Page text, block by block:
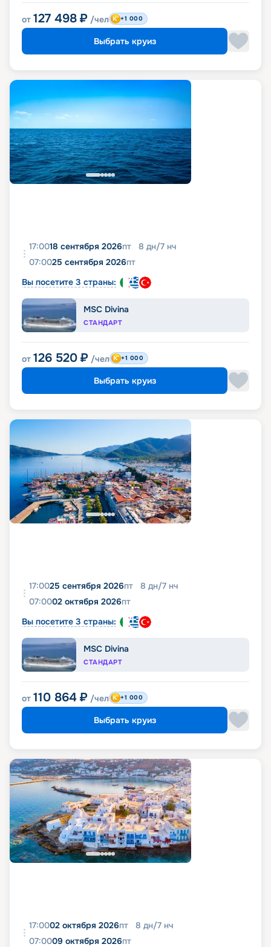
от 127 498 ₽ /чел +1 000
Выбрать круиз
17:0018 сентября 2026пт 8 дн/7 нч
07:0025 сентября 2026пт
Вы посетите 3 страны:
MSC Divina
СТАНДАРТ
от 126 520 ₽ /чел +1 000
Выбрать круиз
17:0025 сентября 2026пт 8 дн/7 нч
07:0002 октября 2026пт
Вы посетите 3 страны:
MSC Divina
СТАНДАРТ
от 110 864 ₽ /чел +1 000
Выбрать круиз
17:0002 октября 2026пт 8 дн/7 нч
07:0009 октября 2026пт